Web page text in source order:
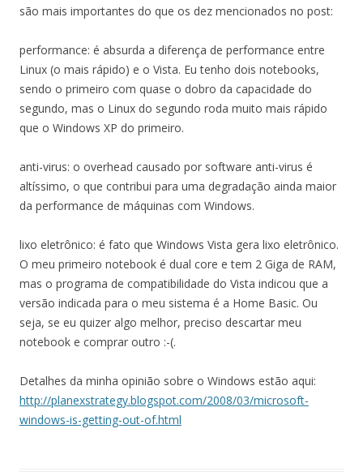
são mais importantes do que os dez mencionados no post:
performance: é absurda a diferença de performance entre
Linux (o mais rápido) e o Vista. Eu tenho dois notebooks,
sendo o primeiro com quase o dobro da capacidade do
segundo, mas o Linux do segundo roda muito mais rápido
que o Windows XP do primeiro.
anti-virus: o overhead causado por software anti-virus é
altíssimo, o que contribui para uma degradação ainda maior
da performance de máquinas com Windows.
lixo eletrônico: é fato que Windows Vista gera lixo eletrônico.
O meu primeiro notebook é dual core e tem 2 Giga de RAM,
mas o programa de compatibilidade do Vista indicou que a
versão indicada para o meu sistema é a Home Basic. Ou
seja, se eu quizer algo melhor, preciso descartar meu
notebook e comprar outro :-(.
Detalhes da minha opinião sobre o Windows estão aqui:
http://planexstrategy.blogspot.com/2008/03/microsoft-
windows-is-getting-out-of.html